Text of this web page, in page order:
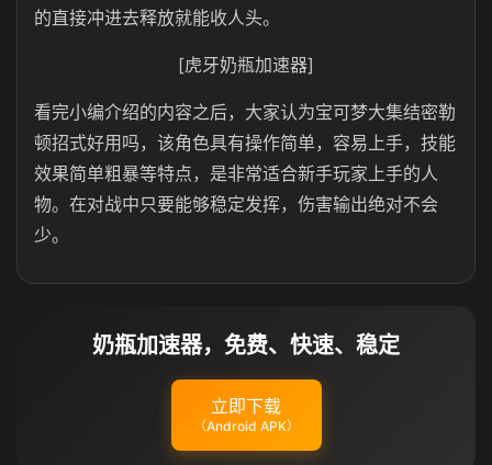
的直接冲进去释放就能收人头。
[虎牙奶瓶加速器]
看完小编介绍的内容之后，大家认为宝可梦大集结密勒
顿招式好用吗，该角色具有操作简单，容易上手，技能
效果简单粗暴等特点，是非常适合新手玩家上手的人
物。在对战中只要能够稳定发挥，伤害输出绝对不会
少。
奶瓶加速器，免费、快速、稳定
立即下载
（Android APK）